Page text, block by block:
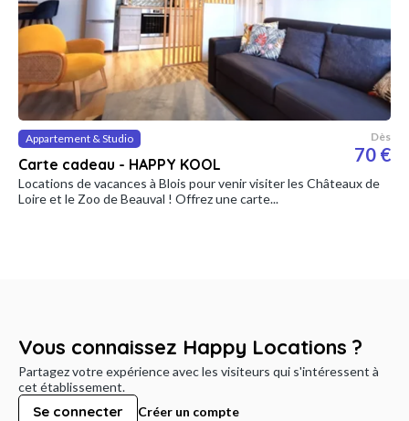
Appartement & Studio
Carte cadeau - HAPPY KOOL
Dès
70 €
Locations de vacances à Blois pour venir visiter les Châteaux de
Loire et le Zoo de Beauval ! Offrez une carte...
Vous connaissez Happy Locations ?
Partagez votre expérience avec les visiteurs qui s'intéressent à
cet établissement.
Se connecter Créer un compte